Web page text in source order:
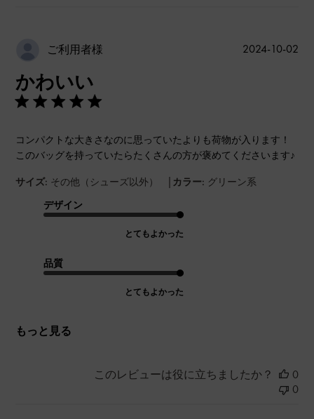
ご利用者様
かわいい
コンパクトな大きさなのに思っていたよりも荷物が入ります！
このバッグを持っていたらたくさんの方が褒めてくださいます♪
サイズ: その他（シューズ以外） | カラー: グリーン系
デザイン
とてもよかった
品質
とてもよかった
もっと見る
公
2024-10-02
このレビューは役に立ちましたか？
0
0